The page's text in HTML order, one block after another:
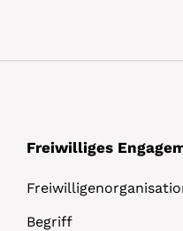
Freiwilliges
Begriff